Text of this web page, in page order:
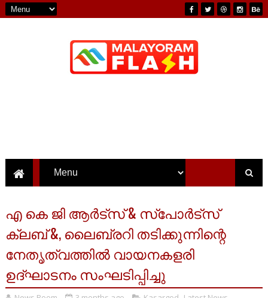
എ കെ ജി ആർട്സ് & സ്പോർട്സ്
ക്ലബ് &, ലൈബ്രറി തടിക്കുന്നിന്റെ
നേതൃത്വത്തിൽ വായനകളരി
ഉദ്ഘാടനം സംഘടിപ്പിച്ചു